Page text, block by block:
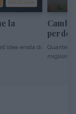
PSICOLOGIA
la
errata di
Quante
migliori